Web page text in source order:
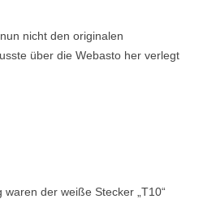
nicht den originalen
über die Webasto her verlegt
der weiße Stecker „T10“